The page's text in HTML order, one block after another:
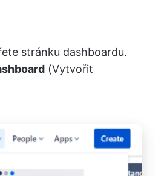
stránku dashboardu.
(Vytvořit